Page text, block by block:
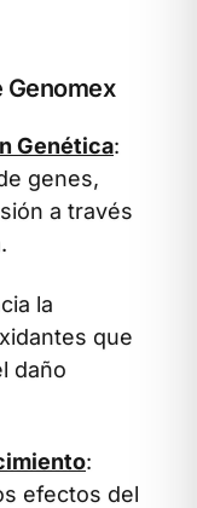
Genomex
Genética:
genes,
a través
la
que
daño
:
efectos del